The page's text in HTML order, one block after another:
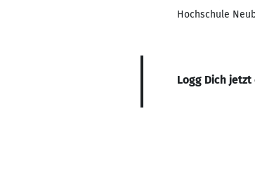
Hochschule
Logg Dich